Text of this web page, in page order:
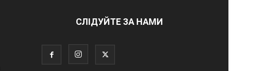
СЛІДУЙТЕ ЗА НАМИ